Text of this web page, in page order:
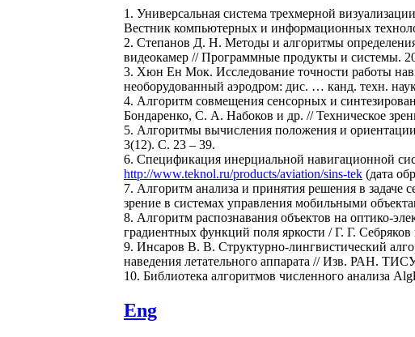
1. Универсальная система трехмерной
Вестник компьютерных и информационных
2. Степанов Д. Н. Методы и алгоритмы
видеокамер // Программные продукты и системы.
3. Хюн Ен Мок. Исследование точности работы
необорудованный аэродром: дис. … канд. техн.
4. Алгоритм совмещения сенсорных и
Бондаренко, С. А. Набоков и др. // Техническое
5. Алгоритмы вычисления положения и
3(12). С. 23 – 39.
6. Спецификация инерциальной навигационной
http://www.teknol.ru/products/aviation/sins-tek (дата
7. Алгоритм анализа и принятия решения в
зрение в системах управления мобильными
8. Алгоритм распознавания объектов на оптико-
градиентных функций поля яркости / Г. Г.
9. Инсаров В. В. Структурно-лингвистический
наведения летательного аппарата // Изв. РАН.
10. Библиотека алгоритмов численного анализа
Eng